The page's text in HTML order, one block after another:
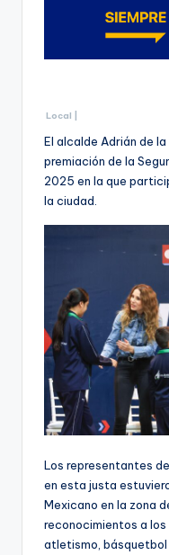
Local |
El alcalde Adrián de
premiación de la
2025 en la que
la ciudad.
Los representantes
en esta justa
Mexicano en la zona
reconocimientos a los
atletismo, básquetbol